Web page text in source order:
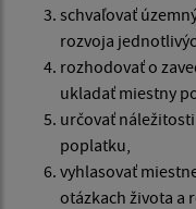
schvaľovať
rozvoja
rozhodovať o
ukladať miestny
určovať
poplatku,
vyhlasovať
otázkach života a